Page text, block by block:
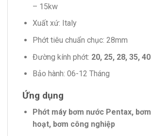
– 15kw
Xuất xứ: Italy
Phớt tiêu chuẩn chục: 28mm
Đường kính phớt: 20, 25, 28, 35,
Bảo hành: 06-12 Tháng
Ứng dụng
Phớt máy bơm nước Pentax,
hoạt, bơm công nghiệp